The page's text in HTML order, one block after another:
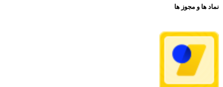
نماد ها و مجوز ها